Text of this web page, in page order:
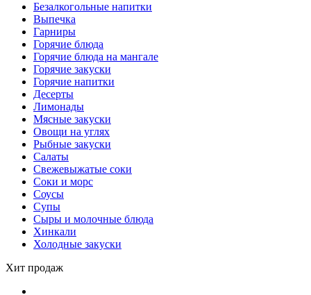
Безалкогольные напитки
Выпечка
Гарниры
Горячие блюда
Горячие блюда на мангале
Горячие закуски
Горячие напитки
Десерты
Лимонады
Мясные закуски
Овощи на углях
Рыбные закуски
Салаты
Свежевыжатые соки
Соки и морс
Соусы
Супы
Сыры и молочные блюда
Хинкали
Холодные закуски
Хит продаж